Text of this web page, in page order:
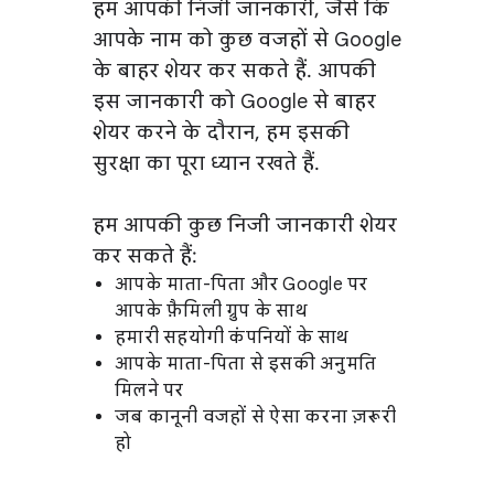
हम आपकी निजी जानकारी, जैसे कि
आपके नाम को कुछ वजहों से Google
के बाहर शेयर कर सकते हैं. आपकी
इस जानकारी को Google से बाहर
शेयर करने के दौरान, हम इसकी
सुरक्षा का पूरा ध्यान रखते हैं.
हम आपकी कुछ निजी जानकारी शेयर
कर सकते हैं:
आपके माता-पिता और Google पर
आपके फ़ैमिली ग्रुप के साथ
हमारी सहयोगी कंपनियों के साथ
आपके माता-पिता से इसकी अनुमति
मिलने पर
जब कानूनी वजहों से ऐसा करना ज़रूरी
हो